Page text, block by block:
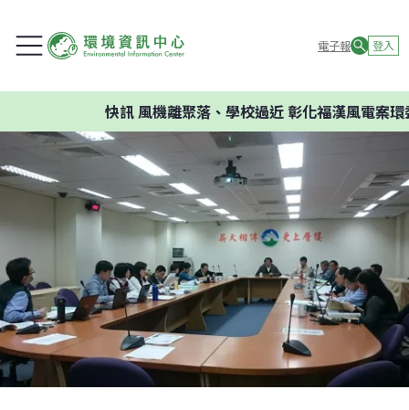
電子報 登入
風機離聚落、學校過近 彰化福漢風電案環委建